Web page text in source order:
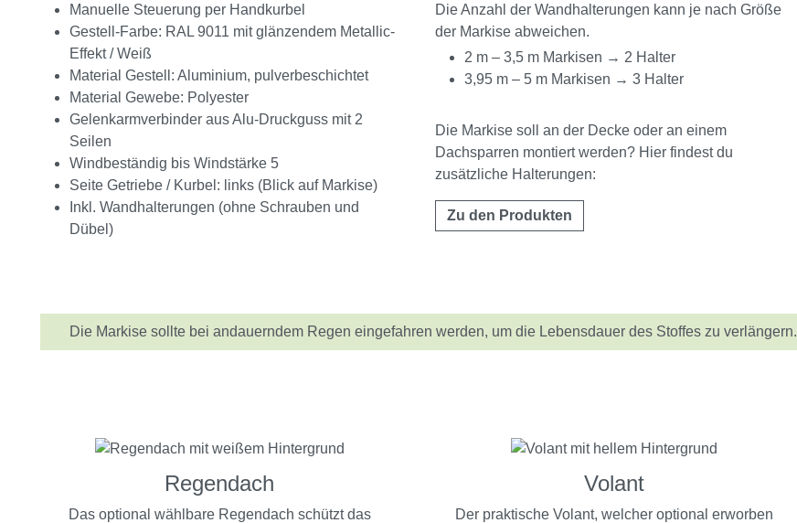
Manuelle Steuerung per Handkurbel
Gestell-Farbe: RAL 9011 mit glänzendem Metallic-
Effekt / Weiß
Material Gestell: Aluminium, pulverbeschichtet
Material Gewebe: Polyester
Gelenkarmverbinder aus Alu-Druckguss mit 2
Seilen
Windbeständig bis Windstärke 5
Seite Getriebe / Kurbel: links (Blick auf Markise)
Inkl. Wandhalterungen (ohne Schrauben und
Dübel)
Die Anzahl der Wandhalterungen kann je nach Größe
der Markise abweichen.
2 m – 3,5 m Markisen → 2 Halter
3,95 m – 5 m Markisen → 3 Halter
Die Markise soll an der Decke oder an einem
Dachsparren montiert werden? Hier findest du
zusätzliche Halterungen:
Zu den Produkten
Die Markise sollte bei andauerndem Regen eingefahren werden, um die Lebensdauer des Stoffes zu verlängern.
Regendach
Das optional wählbare Regendach schützt das
Volant
Der praktische Volant, welcher optional erworben